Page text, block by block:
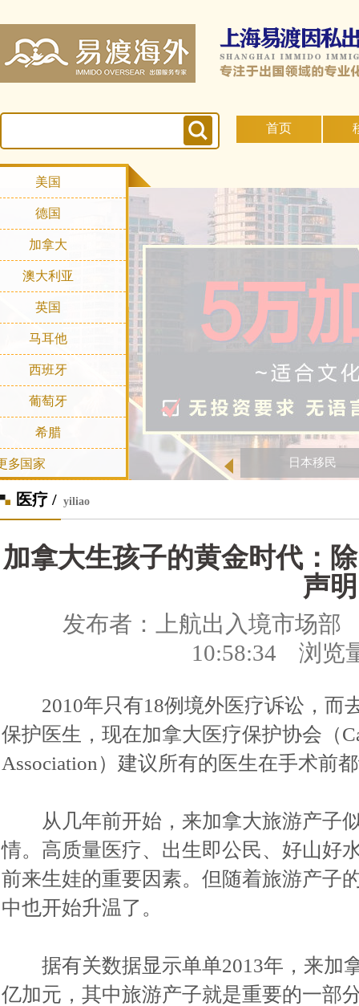
首页
美国
德国
加拿大
澳大利亚
英国
马耳他
西班牙
葡萄牙
希腊
多国家 日本移民
医疗 / yiliao
加拿大生孩子的黄金时代：
声明
发布者：上航出入境市场
10:58:34 浏览
2010年只有18例境外医疗诉讼，而
保护医生，现在加拿大医疗保护协会（
Association）建议所有的医生在手术前
从几年前开始，来加拿大旅游产子
情。高质量医疗、出生即公民、好山好
前来生娃的重要因素。但随着旅游产子
中也开始升温了。
据有关数据显示单单2013年，来加
亿加元，其中旅游产子就是重要的一部